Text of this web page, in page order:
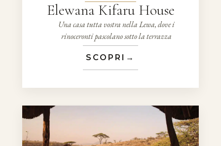
Elewana Kifaru House
Una casa tutta vostra nella Lewa, dove i
rinoceronti pascolano sotto la terrazza
SCOPRI →